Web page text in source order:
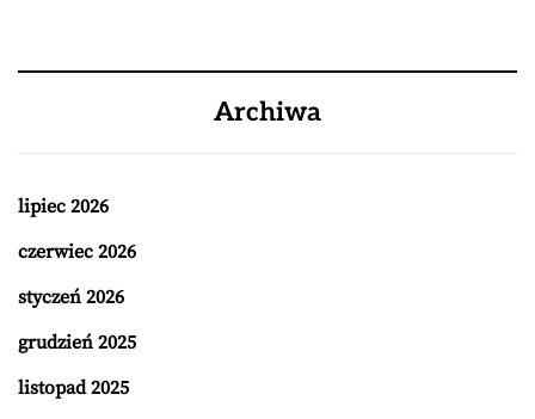
Archiwa
lipiec 2026
czerwiec 2026
styczeń 2026
grudzień 2025
listopad 2025